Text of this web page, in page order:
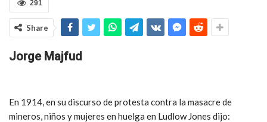
291
Share
Jorge Majfud
En 1914, en su discurso de protesta contra la masacre de
mineros, niños y mujeres en huelga en Ludlow Jones dijo: